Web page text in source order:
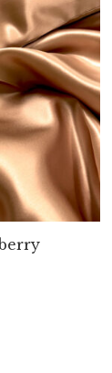
105,00 €
52,50 € kuni